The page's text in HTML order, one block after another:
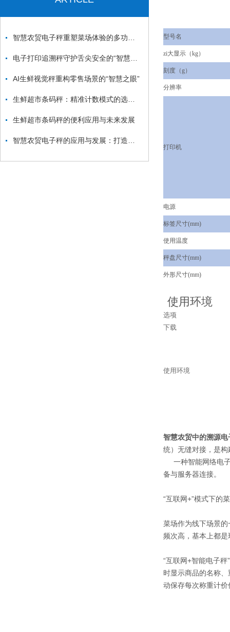
AI生鲜视觉秤重构零售场景的“智慧之眼”
生鲜超市条码秤的便利应用与未来发展
型号名
zi大显示（kg）
刻度（g）
分辨率
打印机
电源
标签尺寸(mm)
使用温度
秤盘尺寸(mm)
外形尺寸(mm)
使用环境
选项
下载
使用环境
智慧农贸中的溯源电
统）无缝对接，是
一种智能网络电子
备与服务器连接。
“互联网+”模式下的
菜场作为线下场景
频次高，基本上都
“互联网+智能电子
时显示商品的名称
动保存每次称重计